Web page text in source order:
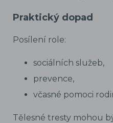
Praktický dopad
Posílení role:
sociálních služeb,
prevence,
včasné pomoci
Tělesné tresty mohou